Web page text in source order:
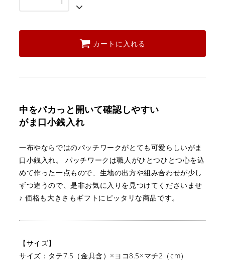
カートに入れる
中をパカっと開いて確認しやすい
がま口小銭入れ
一布やならではのパッチワークがとても可愛らしいがま
口小銭入れ。
パッチワークは職人がひとつひとつ心を込
めて作った一点もので、生地の出方や組み合わせが少し
ずつ違うので、是非お気に入りを見つけてくださいませ
♪ 価格も大きさもギフトにピッタリな商品です。
【サイズ】
サイズ：タテ7.5（金具含）×ヨコ8.5×マチ2（cm）